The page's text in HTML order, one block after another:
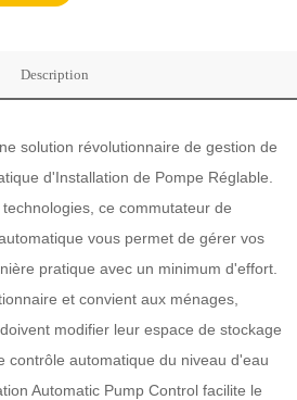
Description
solution révolutionnaire de gestion de
d'Installation de Pompe Réglable.
ce commutateur de
vous permet de gérer vos
pratique avec un minimum d'effort.
et convient aux ménages,
modifier leur espace de stockage
contrôle automatique du niveau d'eau
Automatic Pump Control facilite le